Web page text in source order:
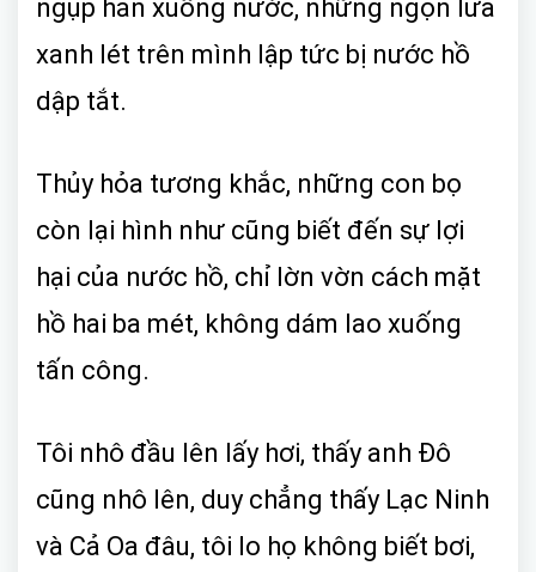
ngụp hẳn xuống nước, những ngọn lửa
xanh lét trên mình lập tức bị nước hồ
dập tắt.
Thủy hỏa tương khắc, những con bọ
còn lại hình như cũng biết đến sự lợi
hại của nước hồ, chỉ lờn vờn cách mặt
hồ hai ba mét, không dám lao xuống
tấn công.
Tôi nhô đầu lên lấy hơi, thấy anh Đô
cũng nhô lên, duy chẳng thấy Lạc Ninh
và Cả Oa đâu, tôi lo họ không biết bơi,